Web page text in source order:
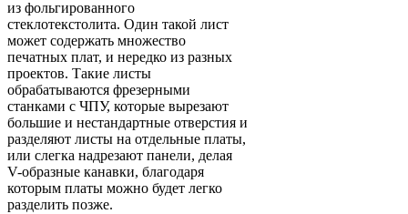
из фольгированного
стеклотекстолита. Один такой лист
может содержать множество
печатных плат, и нередко из разных
проектов. Такие листы
обрабатываются фрезерными
станками с ЧПУ, которые вырезают
большие и нестандартные отверстия и
разделяют листы на отдельные платы,
или слегка надрезают панели, делая
V-образные канавки, благодаря
которым платы можно будет легко
разделить позже.